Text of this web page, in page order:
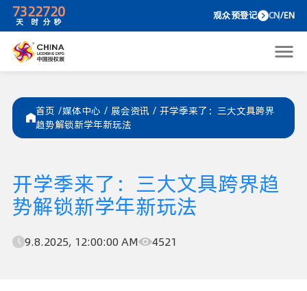
73
天
22
时
7
分
20 观众预
首页 /媒体中心 / 展会资讯 / 开学季来了：三大文具跨界
趋势解锁新学年新玩法
开学季来了：三大文具跨界趋
势解锁新学年新玩法
9.8.2025, 12:00:00 AM 4521